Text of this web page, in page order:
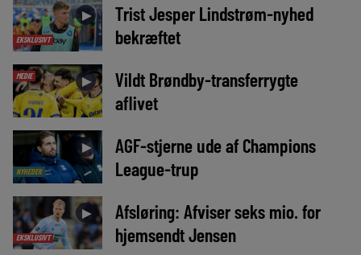
EKSKLUSIVT
►
Trist Jesper Lindstrøm-nyhed
bekræftet
MEDIE ►
Vildt Brøndby-transferrygte
aflivet
NYHEDER
►
AGF-stjerne ude af Champions
League-trup
EKSKLUSIVT
►
Afsløring: Afviser seks mio. for
hjemsendt Jensen